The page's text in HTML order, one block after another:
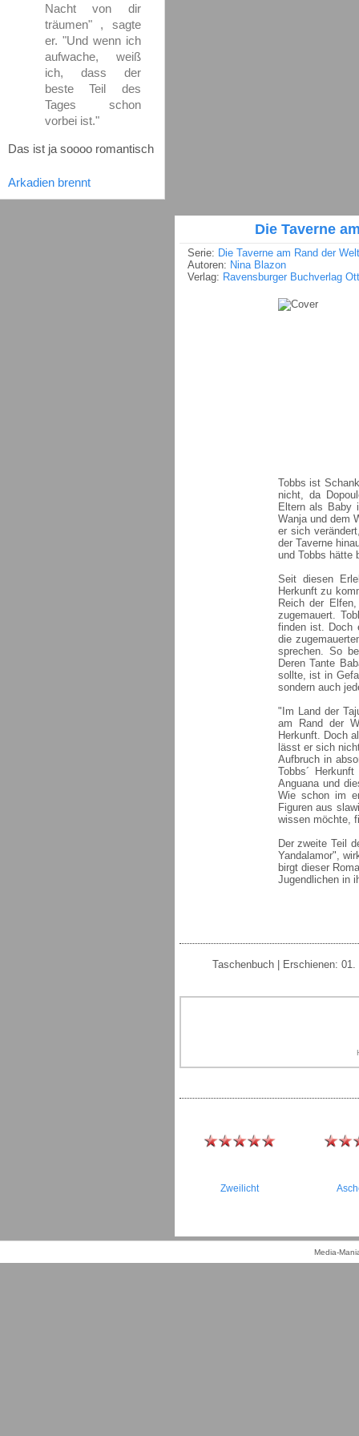
Nacht von dir
träumen" , sagte
er. "Und wenn ich
aufwache, weiß
ich, dass der
beste Teil des
Tages schon
vorbei ist."
Das ist ja soooo romantisch
Arkadien brennt
Die Taverne
Serie: Die Taverne am Rand der
Autoren: Nina Blazon
Verlag: Ravensburger Buchverlag
Tobbs ist
nicht, da
Eltern als Baby
Wanja und dem
er sich
der Taverne
und Tobbs hätte
Seit diesen
Herkunft zu
Reich der
zugemauert.
finden ist. Doch
die
sprechen. So
Deren Tante
sollte, ist in
sondern auch
"Im Land der
am Rand der
Herkunft. Doch
lässt er sich
Aufbruch in
Tobbs´
Anguana und
Wie schon im
Figuren aus
wissen möchte,
Der zweite Teil
Yandalamor",
birgt dieser
Jugendlichen in
Taschenbuch | Erschienen:
Zweilicht
Media-